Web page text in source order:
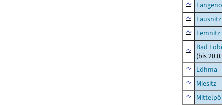
Lemnitz
Bad
(bis
Löhma
Miesitz